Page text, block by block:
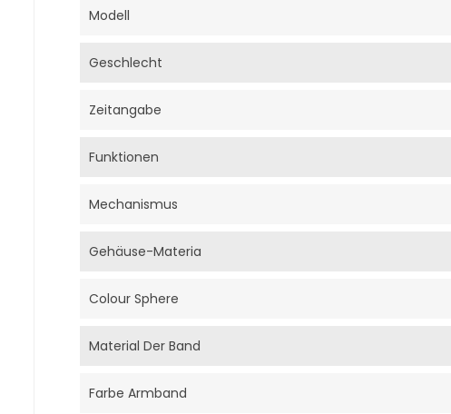
Modell
Geschlecht
Zeitangabe
Funktionen
Mechanismus
Gehäuse-Materia
Colour Sphere
Material Der Band
Farbe Armband